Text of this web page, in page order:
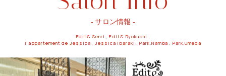
サロン情報
Edit& Senri , Edit& Ryokuchi ,
l'appartement de Jessica , Jessica Ibaraki , Park.Namba , Park.Umeda